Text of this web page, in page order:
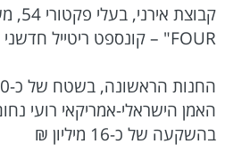
FOUR" – קונספט ריטייל חדשני לעולמות הסטריט.
האמן הישראלי-אמריקאי רועי
בהשקעה של כ-16 מיליון ₪